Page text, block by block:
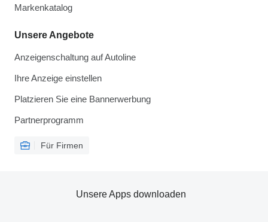
Markenkatalog
Unsere Angebote
Anzeigenschaltung auf Autoline
Ihre Anzeige einstellen
Platzieren Sie eine Bannerwerbung
Partnerprogramm
Für Firmen
Unsere Apps downloaden